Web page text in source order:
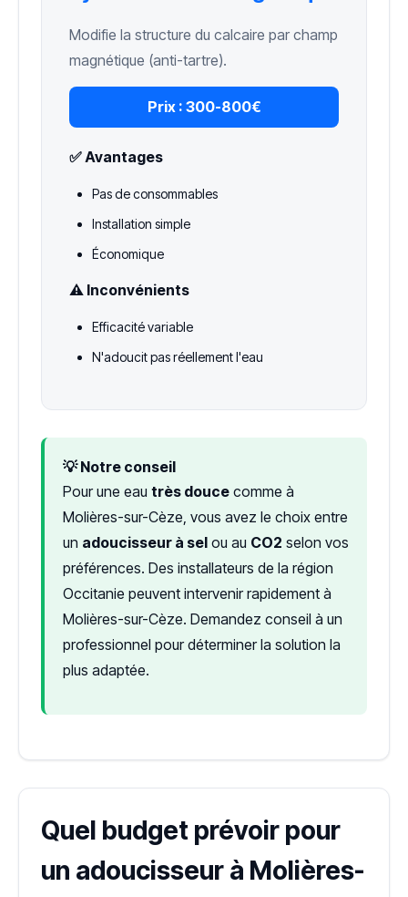
Modifie la structure du calcaire par champ
magnétique (anti-tartre).
Prix : 300-800€
✅ Avantages
Pas de consommables
Installation simple
Économique
⚠️ Inconvénients
Efficacité variable
N'adoucit pas réellement l'eau
💡 Notre conseil
Pour une eau très douce comme à
Molières-sur-Cèze, vous avez le choix entre
un adoucisseur à sel ou au CO2 selon vos
préférences. Des installateurs de la région
Occitanie peuvent intervenir rapidement à
Molières-sur-Cèze. Demandez conseil à un
professionnel pour déterminer la solution la
plus adaptée.
Quel budget prévoir pour
un adoucisseur à Molières-